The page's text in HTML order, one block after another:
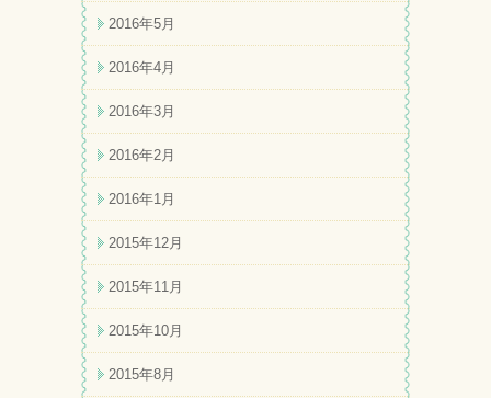
2016年5月
2016年4月
2016年3月
2016年2月
2016年1月
2015年12月
2015年11月
2015年10月
2015年8月